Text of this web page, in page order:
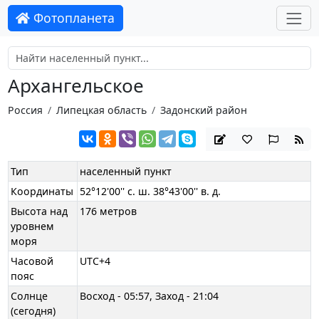
Фотопланета
Архангельское
Россия Липецкая область Задонский район
Тип
населенный пункт
Координаты 52°12'00'' с. ш. 38°43'00'' в. д.
Высота над
уровнем
моря
176 метров
Часовой
пояс
UTC+4
Солнце
(сегодня)
Восход - 05:57, Заход - 21:04